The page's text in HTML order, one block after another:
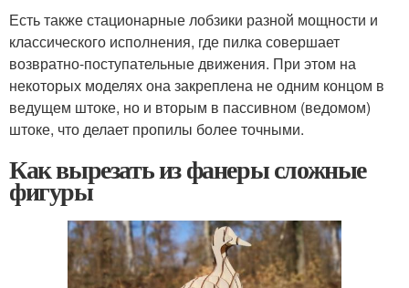
Есть также стационарные лобзики разной мощности и
классического исполнения, где пилка совершает
возвратно-поступательные движения. При этом на
некоторых моделях она закреплена не одним концом в
ведущем штоке, но и вторым в пассивном (ведомом)
штоке, что делает пропилы более точными.
Как вырезать из фанеры сложные
фигуры